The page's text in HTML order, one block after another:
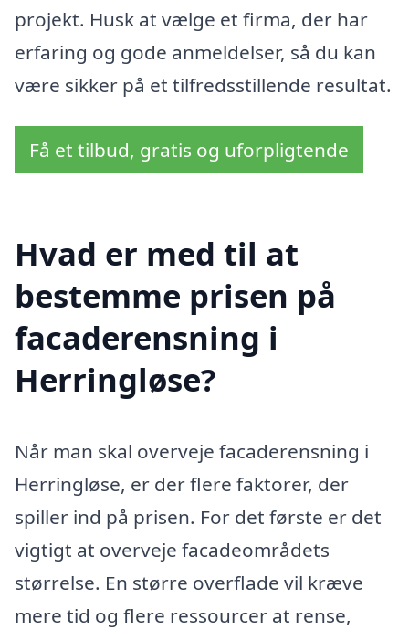
projekt. Husk at vælge et firma, der har
erfaring og gode anmeldelser, så du kan
være sikker på et tilfredsstillende resultat.
Få et tilbud, gratis og uforpligtende
Hvad er med til at
bestemme prisen på
facaderensning i
Herringløse?
Når man skal overveje facaderensning i
Herringløse, er der flere faktorer, der
spiller ind på prisen. For det første er det
vigtigt at overveje facadeområdets
størrelse. En større overflade vil kræve
mere tid og flere ressourcer at rense,